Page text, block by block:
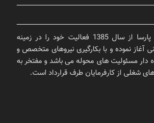
شرکت ماهر نیرو پارسا از سال 1385 فعالیت خود را در زمینه
آغاز نموده و با بکارگیری نیروهای متخصص و
دار مسئولیت های محوله می باشد و مفتخر به
شغلی از کارفرمایان طرف قرارداد است.